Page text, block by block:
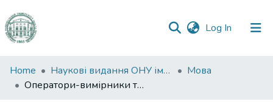
Log In (current)
Communities
&
Home Наукові видання ОНУ імені І. І. Мечникова
Мова
Оператори-вимірники тематичної групи «Рухомі вмістища» із семантикою мультипліцитності у сучаному українському поетичному мовленні